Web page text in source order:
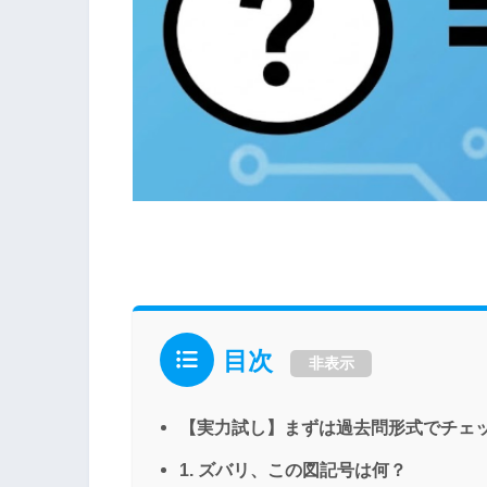
目次 非表示
【実力試し】まずは過去問形式でチェ
1. ズバリ、この図記号は何？